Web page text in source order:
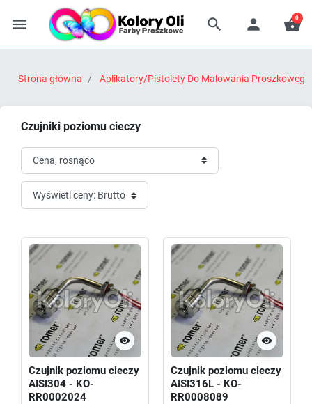
   
0
Strona główna Aplikatory/Pistolety Do Malowania Proszkowego
Czujniki poziomu cieczy

Czujnik poziomu cieczy
AISI304 - KO-
RR0002024

Czujnik poziomu cieczy
AISI316L - KO-
RR0008089